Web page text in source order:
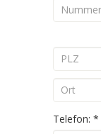
Telefon: *